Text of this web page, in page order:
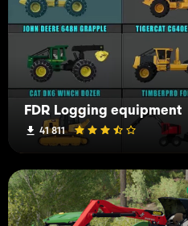
FDR Logging equipment
41 811